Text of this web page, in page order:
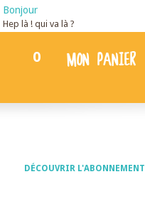
Bonjour
Hep là ! qui va là ?
0 MON PANIER
DÉCOUVRIR L'ABONNEMENT